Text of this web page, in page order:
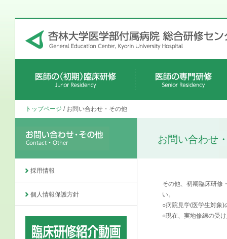
初期研修プログラム
各科のプログラム
研修医の声
募集要項
待遇
病院見学・初期研修FAQ・スケジュー
ル
説明会
トップページ / お問い合わせ・その他
お問い合わせ
その他、初期臨床研修
い。
○病院見学(医学生対象)
○現在、実地修練の受
採用情報
個人情報保護方針